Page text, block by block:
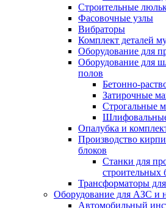
Строительные
Фасовочные узлы
Вибраторы
Комплект деталей
Оборудование для
Оборудование для
полов
Бетонно-
Затирочные
Строгальные
Опалубка и
Производство
блоков
Cтанки для
строительных
Трансформаторы
Оборудование для АЗС и
Автомобильный